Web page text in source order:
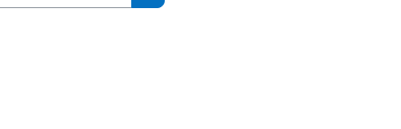
Cari kursus